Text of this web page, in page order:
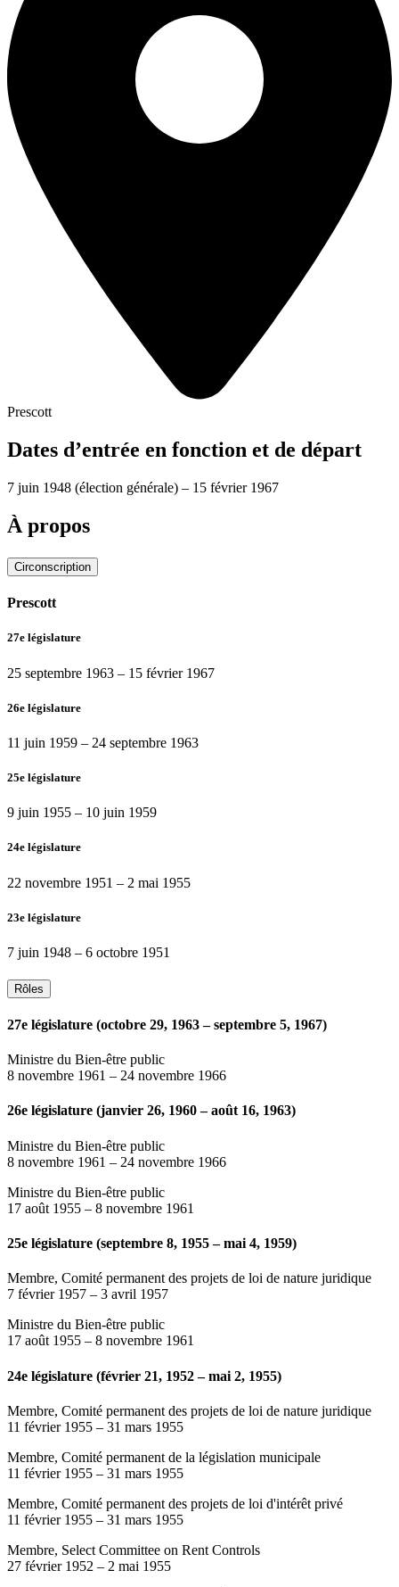
Prescott
Dates d’entrée en fonction et de départ
7 juin 1948 (élection générale) – 15 février 1967
À propos
Circonscription
Prescott
27e législature
25 septembre 1963 – 15 février 1967
26e législature
11 juin 1959 – 24 septembre 1963
25e législature
9 juin 1955 – 10 juin 1959
24e législature
22 novembre 1951 – 2 mai 1955
23e législature
7 juin 1948 – 6 octobre 1951
Rôles
27e législature (octobre 29, 1963 – septembre 5, 1967)
Ministre du Bien-être public
8 novembre 1961 – 24 novembre 1966
26e législature (janvier 26, 1960 – août 16, 1963)
Ministre du Bien-être public
8 novembre 1961 – 24 novembre 1966
Ministre du Bien-être public
17 août 1955 – 8 novembre 1961
25e législature (septembre 8, 1955 – mai 4, 1959)
Membre, Comité permanent des projets de loi de nature juridique
7 février 1957 – 3 avril 1957
Ministre du Bien-être public
17 août 1955 – 8 novembre 1961
24e législature (février 21, 1952 – mai 2, 1955)
Membre, Comité permanent des projets de loi de nature juridique
11 février 1955 – 31 mars 1955
Membre, Comité permanent de la législation municipale
11 février 1955 – 31 mars 1955
Membre, Comité permanent des projets de loi d'intérêt privé
11 février 1955 – 31 mars 1955
Membre, Select Committee on Rent Controls
27 février 1952 – 2 mai 1955